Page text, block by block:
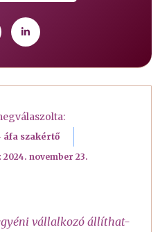
áfa szakértő
2024. november 23.
vállalkozó állíthat-